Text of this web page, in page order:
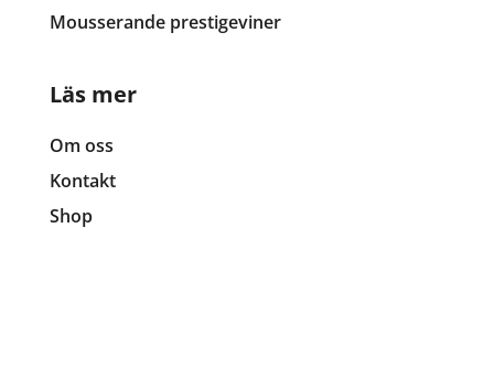
Mousserande prestigeviner
Läs mer
Om oss
Kontakt
Shop